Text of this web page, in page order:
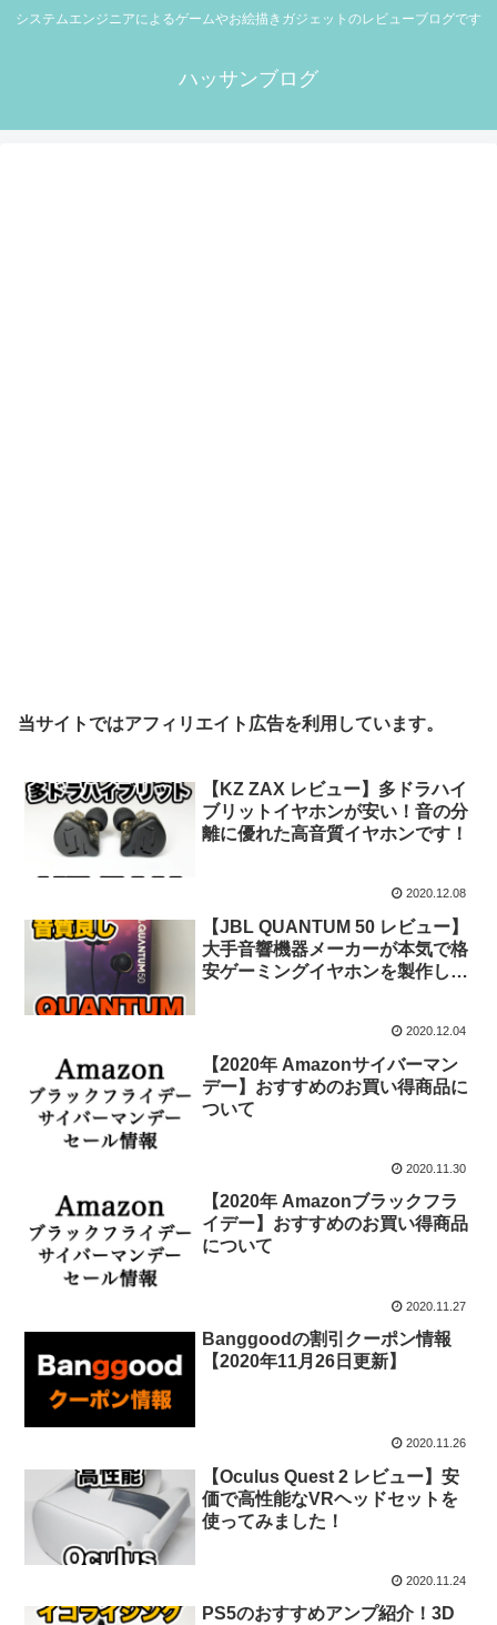
システムエンジニアによるゲームやお絵描きガジェットのレビューブログです
ハッサンブログ
当サイトではアフィリエイト広告を利用しています。
【KZ ZAX レビュー】多ドラハイ
ブリットイヤホンが安い！音の分
離に優れた高音質イヤホンです！
2020.12.08
【JBL QUANTUM 50 レビュー】
大手音響機器メーカーが本気で格
安ゲーミングイヤホンを製作しま
2020.12.04
【2020年 Amazonサイバーマン
デー】おすすめのお買い得商品に
ついて
2020.11.30
【2020年 Amazonブラックフラ
イデー】おすすめのお買い得商品
について
2020.11.27
Banggoodの割引クーポン情報
【2020年11月26日更新】
2020.11.26
【Oculus Quest 2 レビュー】安
価で高性能なVRヘッドセットを
使ってみました！
2020.11.24
PS5のおすすめアンプ紹介！3D